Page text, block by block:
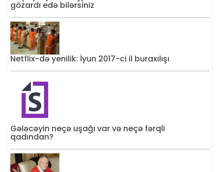
gözardı edə bilərsiniz
Netflix-də yenilik: İyun 2017-ci il buraxılışı
Gələcəyin neçə uşağı var və neçə fərqli
qadından?